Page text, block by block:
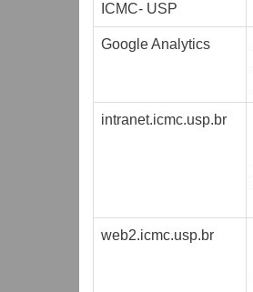
ICMC- USP
Google Analytics
intranet.icmc.usp.br
web2.icmc.usp.br